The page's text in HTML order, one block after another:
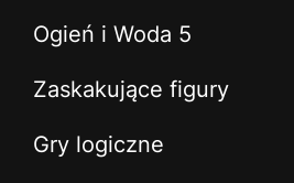
Ogień i Woda 5
Zaskakujące figury
Gry logiczne